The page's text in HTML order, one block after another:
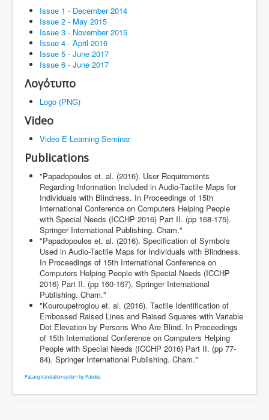
Issue 1 - December 2014
Issue 2 - May 2015
Issue 3 - November 2015
Issue 4 - April 2016
Issue 5 - June 2017
Issue 6 - June 2017
Λογότυπο
Logo (PNG)
Video
Video E-Learning Seminar
Publications
"Papadopoulos et. al. (2016). User Requirements
Regarding Information Included in Audio-Tactile Maps for
Individuals with Blindness. In Proceedings of 15th
International Conference on Computers Helping People
with Special Needs (ICCHP 2016) Part II. (pp 168-175).
Springer International Publishing. Cham."
"Papadopoulos et. al. (2016). Specification of Symbols
Used in Audio-Tactile Maps for Individuals with Blindness.
In Proceedings of 15th International Conference on
Computers Helping People with Special Needs (ICCHP
2016) Part II. (pp 160-167). Springer International
Publishing. Cham."
"Kouroupetroglou et. al. (2016). Tactile Identification of
Embossed Raised Lines and Raised Squares with Variable
Dot Elevation by Persons Who Are Blind. In Proceedings
of 15th International Conference on Computers Helping
People with Special Needs (ICCHP 2016) Part II. (pp 77-
84). Springer International Publishing. Cham."
FaLang translation system by Faboba